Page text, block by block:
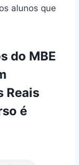
alunos que
do MBE
Reais
é